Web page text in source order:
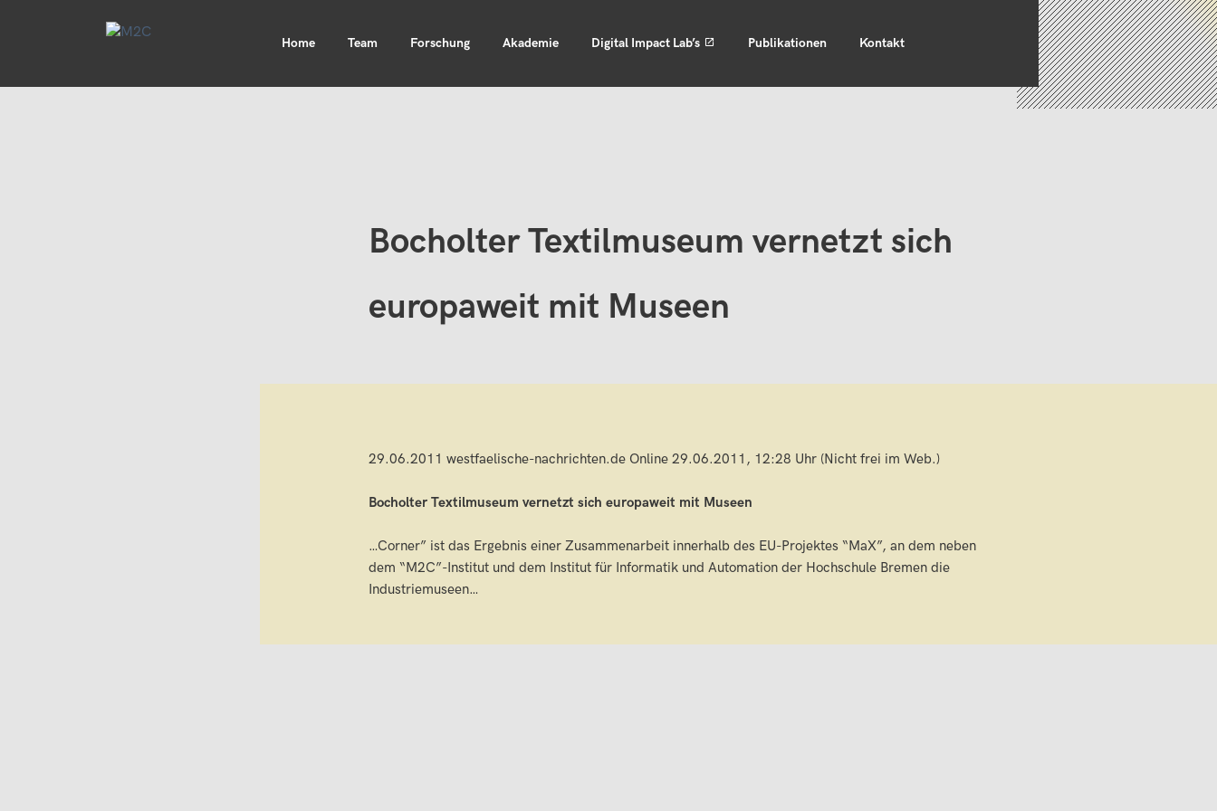
Home Team Forschung Akademie Digital Impact Lab’s Publikationen Kontakt
Bocholter Textilmuseum vernetzt sich
europaweit mit Museen
29.06.2011 westfaelische-nachrichten.de Online 29.06.2011, 12:28 Uhr (Nicht frei im Web.)
Bocholter Textilmuseum vernetzt sich europaweit mit Museen
…Corner” ist das Ergebnis einer Zusammenarbeit innerhalb des EU-Projektes “MaX”, an dem neben
dem “M2C”-Institut und dem Institut für Informatik und Automation der Hochschule Bremen die
Industriemuseen…